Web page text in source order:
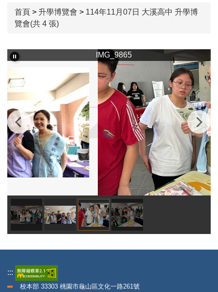
首頁 > 升學博覽會 > 114年11月07日 大溪高中 升學博
覽會(共 4 張)
IMG_9865
:::
校本部 33303 桃園市龜山區文化一路261號